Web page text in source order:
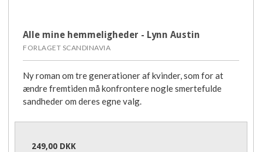
Alle mine hemmeligheder - Lynn Austin
FORLAGET SCANDINAVIA
Ny roman om tre generationer af kvinder, som for at
ændre fremtiden må konfrontere nogle smertefulde
sandheder om deres egne valg.
249,00 DKK